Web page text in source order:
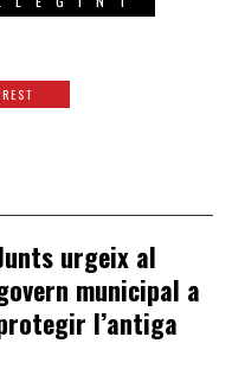
urgeix al
municipal a
l’antiga